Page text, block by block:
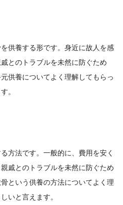
供養する形です。身近に故人を感
とのトラブルを未然に防ぐため
供養についてよく理解してもらっ
。
方法です。一般的に、費用を安く
戚とのトラブルを未然に防ぐため
という供養の方法についてよく理
いと言えます。